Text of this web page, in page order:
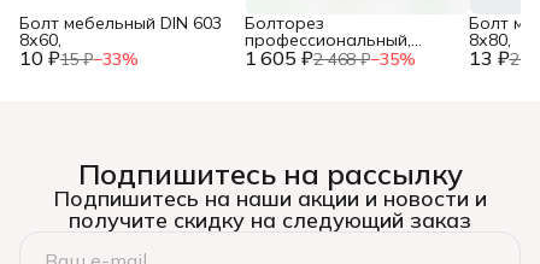
10 ₽15 ₽−33%
Болт мебельный DIN 603
8х60,
1 605 ₽2 468 ₽−35%
Болторез
профессиональный,
губки из 13 ₽20
Болт
8х80,
Подпишитесь на рассылку
Подпишитесь на наши акции и новости и
получите скидку на следующий заказ